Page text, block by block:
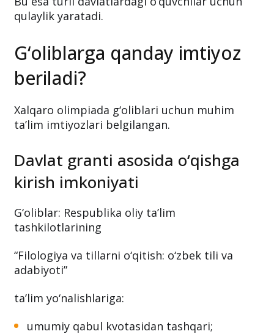
qulaylik yaratadi.
G‘oliblarga qanday imtiyoz
beriladi?
Xalqaro olimpiada g‘oliblari uchun muhim
ta’lim imtiyozlari belgilangan.
Davlat granti asosida o‘qishga
kirish imkoniyati
G‘oliblar: Respublika oliy ta’lim
tashkilotlarining
“Filologiya va tillarni o‘qitish: o‘zbek tili va
adabiyoti”
ta’lim yo‘nalishlariga:
umumiy qabul kvotasidan tashqari;